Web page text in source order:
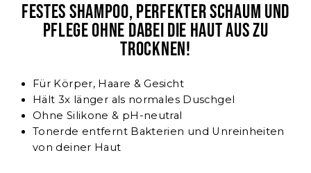
Festes Shampoo, perfekter Schaum und
Pflege ohne dabei die Haut aus zu
trocknen!
Für Körper, Haare & Gesicht
Hält 3x länger als normales Duschgel
Ohne Silikone & pH-neutral
Tonerde entfernt Bakterien und Unreinheiten
von deiner Haut